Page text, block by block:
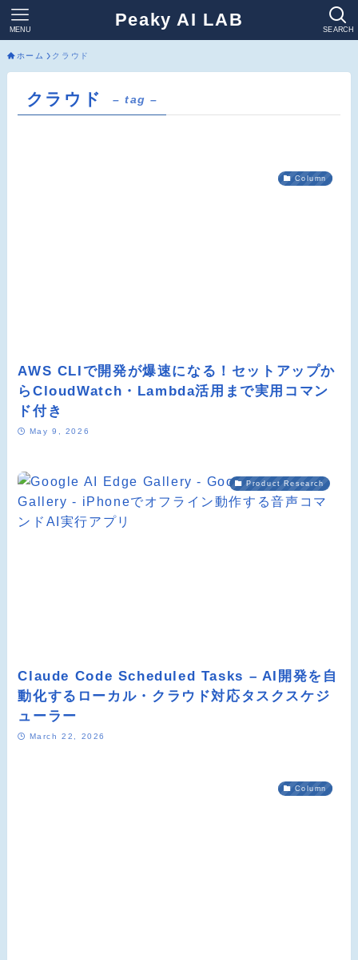
Peaky AI LAB SEARCH
MENU
ホーム クラウド
クラウド – tag –
Column
AWS CLIで開発が爆速になる！セットアップか
らCloudWatch・Lambda活用まで実用コマン
ド付き
May 9, 2026
Product Research
Claude Code Scheduled Tasks – AI開発を自
動化するローカル・クラウド対応タスクスケジ
ューラー
March 22, 2026
Column